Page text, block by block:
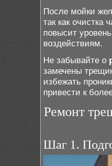
После мойки
так как очистка
повысит
воздействиям.
Не забывайте о
замечены
избежать
привести к
Ремонт
Шаг 1.